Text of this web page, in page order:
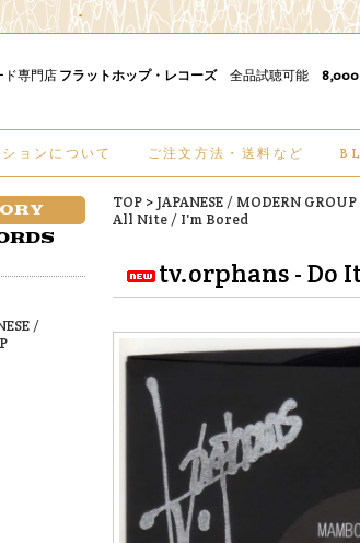
ド専門店 フラットホップ・レコーズ全品試聴可能 8,000
ョンについて ご注文方法・送料など
TOP > JAPANESE / MODERN GROUP
All Nite / I'm Bored
tv.orphans - Do
/